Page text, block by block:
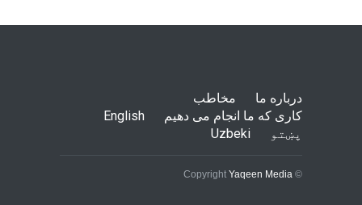
درباره ما
مخاطب
کاری که ما انجام می دهیم
English
پښتو
Uzbeki
© Copyright
Yaqeen Media